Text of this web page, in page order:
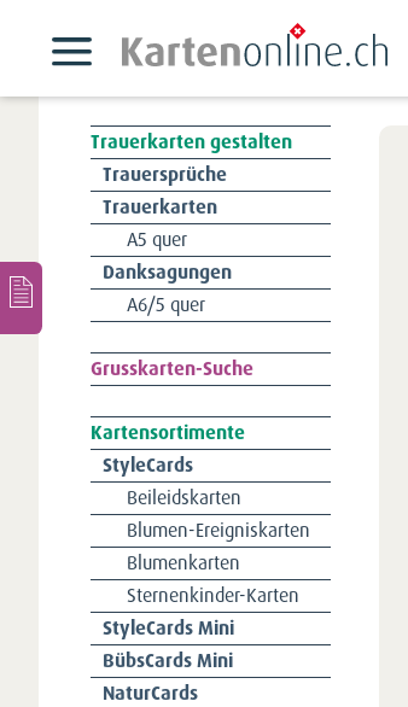
Trauerkarten gestalten
Navigation
überspringen
Trauersprüche
Trauerkarten
A5 quer
Danksagungen
A6/5 quer
Navigation
überspringen
Grusskarten-Suche
Kartensortimente
Navigation
überspringen
StyleCards
Beileidskarten
Blumen-Ereigniskarten
Blumenkarten
Sternenkinder-Karten
StyleCards Mini
BübsCards Mini
NaturCards